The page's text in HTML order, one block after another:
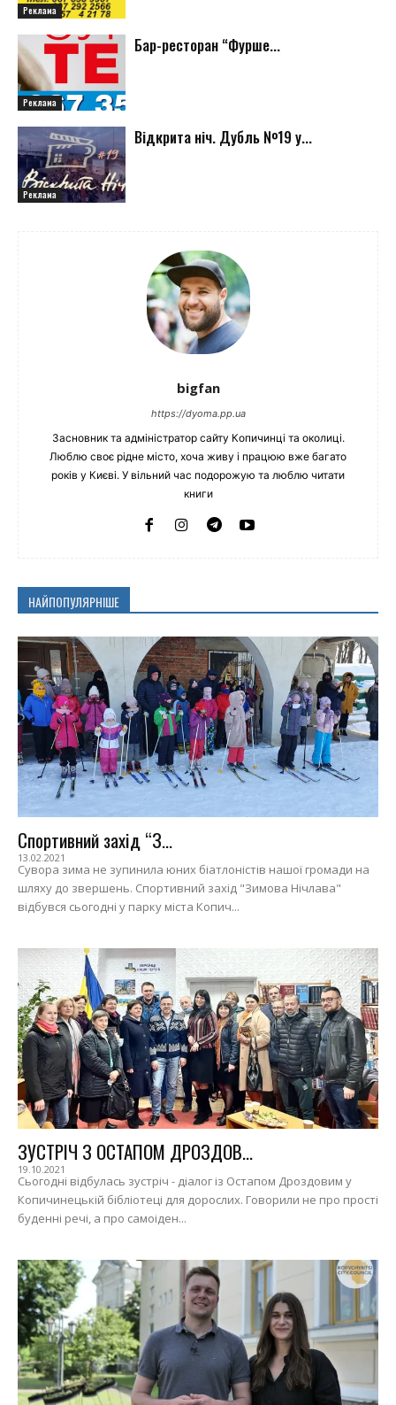
Реклама
Реклама
Бар-ресторан “Фурше...
Реклама
Відкрита ніч. Дубль №19 у...
bigfan
https://dyoma.pp.ua
Засновник та адміністратор сайту Копичинці та околиці.
Люблю своє рідне місто, хоча живу і працюю вже багато
років у Києві. У вільний час подорожую та люблю читати
книги
НАЙПОПУЛЯРНІШЕ
Спортивний захід “З...
13.02.2021
Сувора зима не зупинила юних біатлоністів нашої громади на
шляху до звершень. Спортивний захід "Зимова Нічлава"
відбувся сьогодні у парку міста Копич...
ЗУСТРІЧ З ОСТАПОМ ДРОЗДОВ...
19.10.2021
Сьогодні відбулась зустріч - діалог із Остапом Дроздовим у
Копичинецькій бібліотеці для дорослих. Говорили не про прості
буденні речі, а про самоіден...